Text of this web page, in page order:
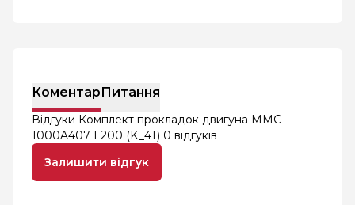
КоментарПитання
Відгуки Комплект прокладок двигуна MMC -
1000A407 L200 (K_4T) 0 відгуків
Залишити відгук